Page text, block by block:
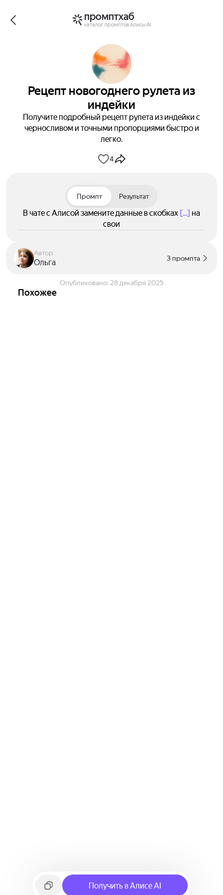
промптхаб
каталог промптов Алисы AI
Рецепт новогоднего рулета из
индейки
Получите подробный рецепт рулета из индейки с
черносливом и точными пропорциями быстро и
легко.
4
Промпт Результат
В чате с Алисой замените данные в скобках [...] на
свои
Автор
Ольга 3 промпта
Опубликовано: 28 декабря 2025
Похожее
Получить в Алисе AI